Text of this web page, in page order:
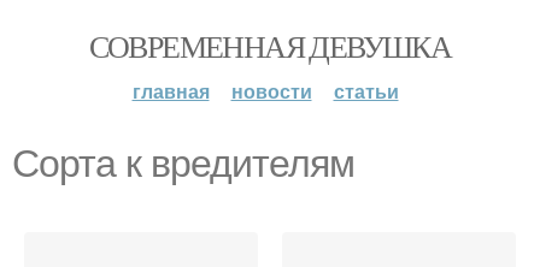
СОВРЕМЕННАЯ ДЕВУШКА
главная новости статьи
Сорта к вредителям